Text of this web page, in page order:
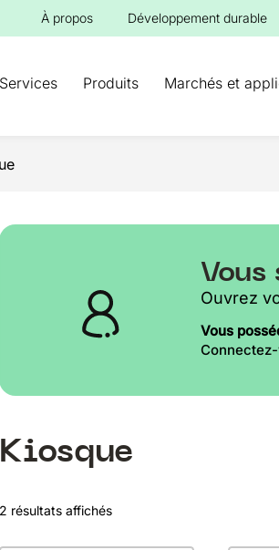
À propos Développement durable
Services Produits Marchés et
pour :
Ouvrez
Vous
Kiosque
2 résultats affichés